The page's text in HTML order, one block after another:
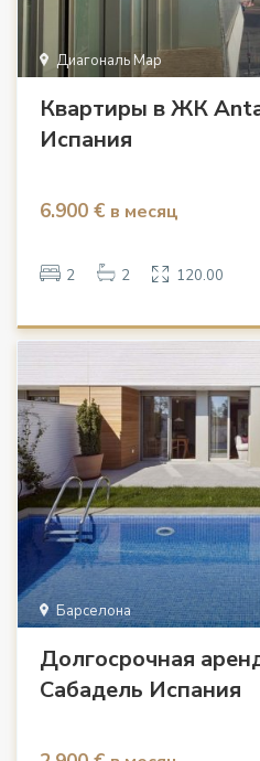
Диагональ Мар
Квартиры в ЖК
Испания
6.900 € в месяц
2 2 120.00
Барселона
Долгосрочная
Сабадель Испания